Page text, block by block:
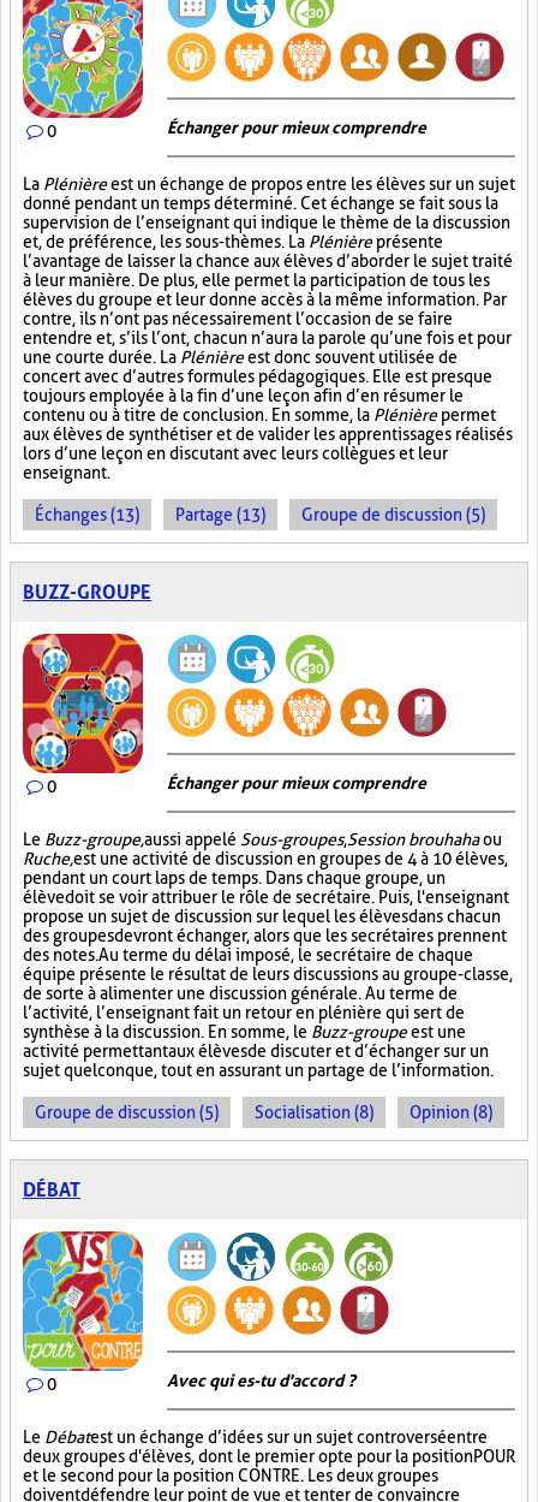
0 Échanger pour mieux comprendre
La Plénièreest un échange de propos entre les élèves sur un sujet
donné pendant un temps déterminé. Cet échange se fait sous la
supervision de l’enseignant qui indique le thème de la discussion
et, de préférence, les sous-thèmes. La Plénièreprésente
l’avantage de laisser la chance aux élèves d’aborder le sujet traité
à leur manière. De plus, elle permet la participation de tous les
élèves du groupe et leur donne accès à la même information. Par
contre, ils n’ont pas nécessairement l’occasion de se faire
entendre et, s’ils l’ont, chacun n’aura la parole qu’une fois et pour
une courte durée. La Plénièreest donc souvent utilisée de
concert avec d’autres formules pédagogiques. Elle est presque
toujours employée à la fin d’une leçon afin d’en résumer le
contenu ou à titre de conclusion. En somme, la Plénièrepermet
aux élèves de synthétiser et de valider les apprentissages réalisés
lors d’une leçon en discutant avec leurs collègues et leur
enseignant.
Échanges (13) Partage (13) Groupe de discussion (5)
BUZZ-GROUPE
0 Échanger pour mieux comprendre
Le Buzz-groupe,aussi appelé Sous-groupes,Session brouhahaou
Ruche,est une activité de discussion en groupes de 4 à 10 élèves,
pendant un court laps de temps. Dans chaque groupe, un
élève doit se voir attribuer le rôle de secrétaire. Puis, l'enseignant
propose un sujet de discussion sur lequel les élèves dans chacun
des groupes devront échanger, alors que les secrétaires prennent
des notes. Au terme du délai imposé, le secrétaire de chaque
équipe présente le résultat de leurs discussions au groupe-classe,
de sorte à alimenter une discussion générale. Au terme de
l’activité, l’enseignant fait un retour en plénière qui sert de
synthèse à la discussion. En somme, le Buzz-groupeest une
activité permettant aux élèves de discuter et d’échanger sur un
sujet quelconque, tout en assurant un partage de l’information.
Groupe de discussion (5) Socialisation (8) Opinion (8)
DÉBAT
0 Avec qui es-tu d'accord ?
Le Débatest un échange d’idées sur un sujet controversé entre
deux groupes d'élèves, dont le premier opte pour la position POUR
et le second pour la position CONTRE. Les deux groupes
doivent défendre leur point de vue et tenter de convaincre